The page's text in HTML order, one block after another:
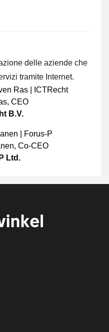
delle aziende che
tramite Internet.
, CEO
B.V.
, Co-CEO
Ltd.